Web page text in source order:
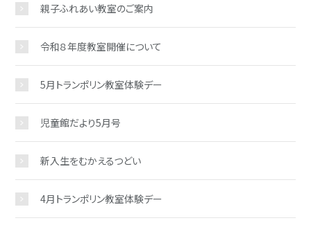
親子ふれあい教室のご案内
令和８年度教室開催について
5月トランポリン教室体験デー
児童館だより5月号
新入生をむかえるつどい
4月トランポリン教室体験デー